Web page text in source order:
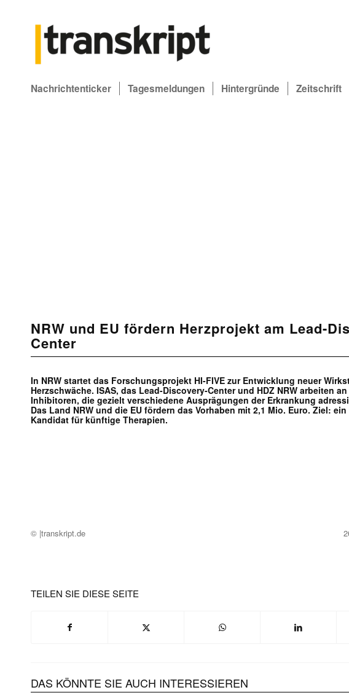
Nachrichtenticker Tagesmeldungen Hintergründe Zeitschrift
NRW und EU fördern Herzprojekt am Lead-
Center
In NRW startet das Forschungsprojekt HI-FIVE zur Entwicklung neuer
Herzschwäche. ISAS, das Lead-Discovery-Center und HDZ NRW arbeiten an
Inhibitoren, die gezielt verschiedene Ausprägungen der Erkrankung
Das Land NRW und die EU fördern das Vorhaben mit 2,1 Mio. Euro. Ziel:
Kandidat für künftige Therapien.
© |transkript.de
TEILEN SIE DIESE SEITE
DAS KÖNNTE SIE AUCH INTERESSIEREN